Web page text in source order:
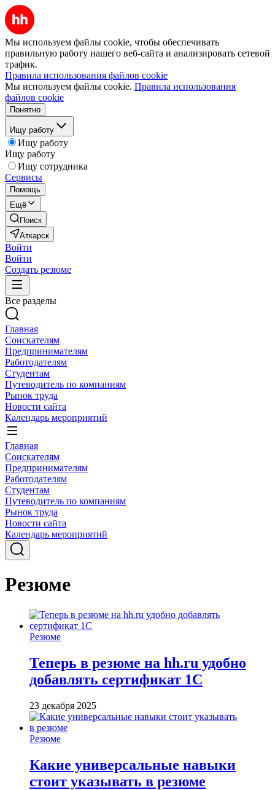
Мы используем файлы cookie, чтобы обеспечивать
правильную работу нашего веб-сайта и анализировать сетевой
трафик.
Правила использования файлов cookie
Мы используем файлы cookie. Правила использования
файлов cookie
Понятно
Ищу работу
Ищу работу
Ищу работу
Ищу сотрудника
Сервисы
Помощь
Ещё
Поиск
Аткарск
Войти
Войти
Создать резюме
Все разделы
Главная
Соискателям
Предпринимателям
Работодателям
Студентам
Путеводитель по компаниям
Рынок труда
Новости сайта
Календарь мероприятий
Главная
Соискателям
Предпринимателям
Работодателям
Студентам
Путеводитель по компаниям
Рынок труда
Новости сайта
Календарь мероприятий
Резюме
Резюме
Теперь в резюме на hh.ru удобно
добавлять сертификат 1С
23 декабря 2025
Резюме
Какие универсальные навыки
стоит указывать в резюме